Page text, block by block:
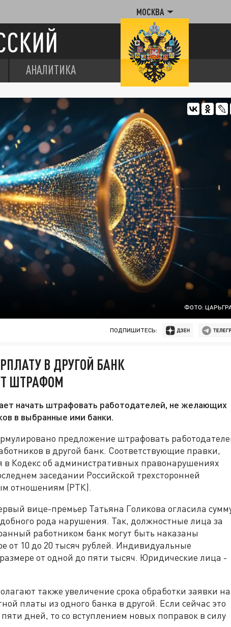
МОСКВА
АНАЛИТИКА
ФОТО:
ПОДПИШИТЕСЬ:
В ДРУГОЙ БАНК
ШТРАФОМ
начать штрафовать работодателей, не желающих
в выбранные ими банки.
предложение штрафовать
в другой банк. Соответствующие правки,
Кодекс об административных правонарушениях
заседании Российской трехсторонней
отношениям (РТК).
вице-премьер Татьяна Голикова огласила
рода нарушения. Так, должностные лица за
работником банк могут быть наказаны
от 10 до 20 тысяч рублей. Индивидуальные
от одной до пяти тысяч. Юридические лица -
также увеличение срока обработки заявки на
платы из одного банка в другой. Если сейчас это
дней, то со вступлением новых поправок в силу